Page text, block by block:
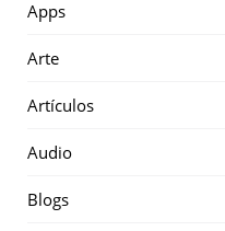
Apps
Arte
Artículos
Audio
Blogs